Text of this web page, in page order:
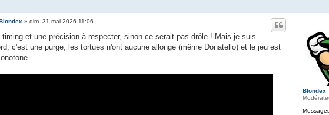
Blondex
» dim. 31 mai 2026 11:06
timing et une précision à respecter, sinon ce serait pas drôle ! Mais je suis
c'est une purge, les tortues n'ont aucune allonge (même Donatello) et le jeu est